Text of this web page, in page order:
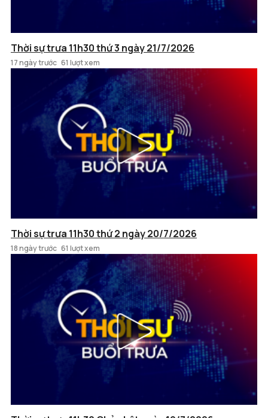
Thời sự trưa 11h30 thứ 3 ngày 21/7/2026
17 ngày trước 61 lượt xem
Thời sự trưa 11h30 thứ 2 ngày 20/7/2026
18 ngày trước 61 lượt xem